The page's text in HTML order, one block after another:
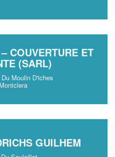
COUVERTURE ET
(SARL)
Moulin D'iches
GUILHEM